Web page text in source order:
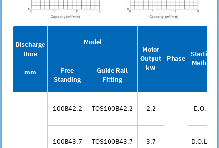
Discharge
Bore
mm
Model
Motor
Output
kW
Phase Starting
Method
Free
Standing
Guide Rail
Fitting
100B42.2 TOS100B42.2 2.2 D.O.L.
100B43.7 TOS100B43.7 3.7 D.O.L.